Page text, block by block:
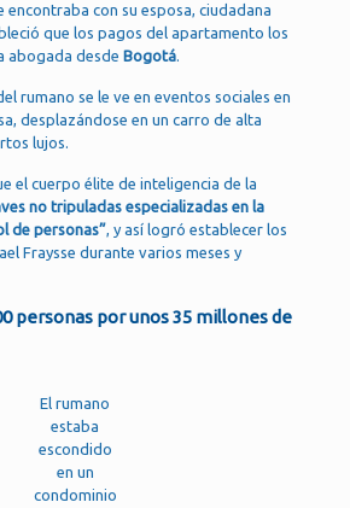
encontraba con su esposa, ciudadana
que los pagos del apartamento los
abogada desde Bogotá.
rumano se le ve en eventos sociales en
desplazándose en un carro de alta
lujos.
el cuerpo élite de inteligencia de la
no tripuladas especializadas en la
de personas”, y así logró establecer los
Fraysse durante varios meses y
personas por unos 35 millones de
El rumano
estaba
escondido
en un
condominio